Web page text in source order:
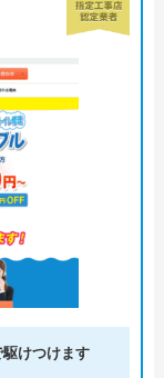
けつけます